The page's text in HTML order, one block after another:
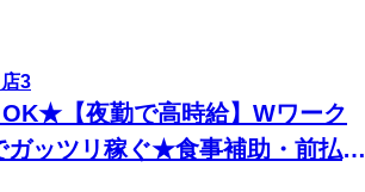
3
【夜勤で高時給】Wワーク
ガッツリ稼ぐ★食事補助・前払い